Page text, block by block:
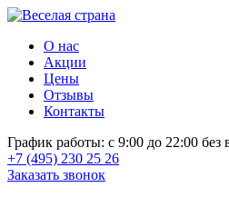
О нас
Акции
Цены
Отзывы
Контакты
График работы: с 9:00 до 22:00
+7 (495) 230 25 26
Заказать звонок